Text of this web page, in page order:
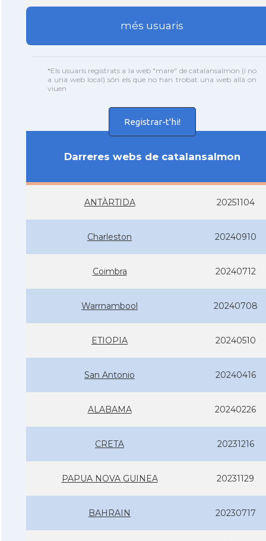
més usuaris
*Els usuaris registrats a la web "mare" de catalansalmon (i no
a una web local) són els que no han trobat una web allà on
viuen
Registrar-t'hi!
Darreres webs de catalansalmon
ANTÀRTIDA 20251104
Charleston 20240910
Coimbra 20240712
Warrnambool 20240708
ETIOPIA 20240510
San Antonio 20240416
ALABAMA 20240226
CRETA 20231216
PAPUA NOVA GUINEA 20231129
BAHRAIN 20230717